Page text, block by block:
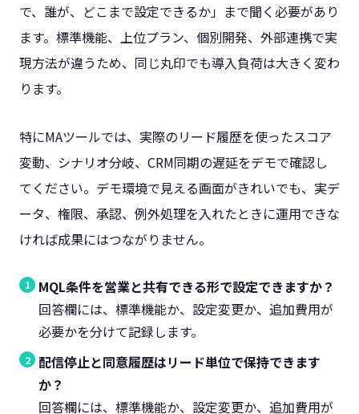
で、誰が、どこまで設定できるか」まで聞く必要があり
ます。標準機能、上位プラン、個別開発、外部連携で実
現方法が違うため、同じ丸印でも導入負荷は大きく変わ
ります。
特にMAツールでは、実際のリード履歴を使ったスコア
変動、シナリオ分岐、CRM同期の遅延をデモで確認し
てください。デモ環境で見える画面がきれいでも、実デ
ータ、権限、承認、例外処理を入れたときに運用できな
ければ成果にはつながりません。
MQL条件を営業と共有できる形で設定できますか？
回答欄には、標準機能か、設定変更か、追加費用が
必要かを分けて記録します。
配信停止と同意履歴はリード単位で保持できます
か？
回答欄には、標準機能か、設定変更か、追加費用が